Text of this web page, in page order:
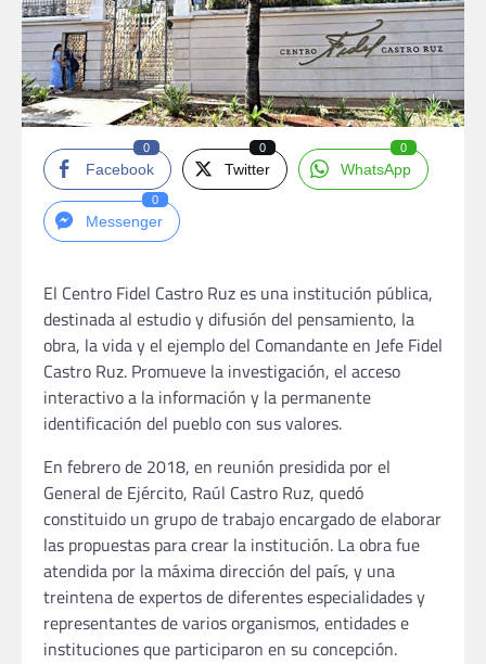
Facebook
0
Twitter
0
WhatsApp
0
Messenger
0
El Centro Fidel Castro Ruz es una institución pública,
destinada al estudio y difusión del pensamiento, la
obra, la vida y el ejemplo del Comandante en Jefe Fidel
Castro Ruz. Promueve la investigación, el acceso
interactivo a la información y la permanente
identificación del pueblo con sus valores.
En febrero de 2018, en reunión presidida por el
General de Ejército, Raúl Castro Ruz, quedó
constituido un grupo de trabajo encargado de elaborar
las propuestas para crear la institución. La obra fue
atendida por la máxima dirección del país, y una
treintena de expertos de diferentes especialidades y
representantes de varios organismos, entidades e
instituciones que participaron en su concepción.